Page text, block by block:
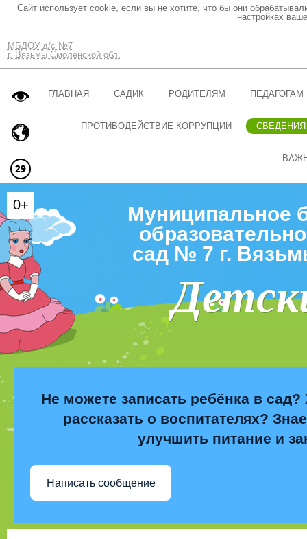
Сайт использует cookie, если вы не хотите, что бы они
настройках
МБДОУ д/с №7
г. Вязьмы Смоленской обл.
ГЛАВНАЯ САДИК РОДИТЕЛЯМ ПЕДАГОГАМ
ПРОТИВОДЕЙСТВИЕ КОРРУПЦИИ
Муниципальное
сад № 7 г.
Не можете записать ребёнка в сад?
рассказать о воспитателях?
улучшить питание и
Написать сообщение
0+